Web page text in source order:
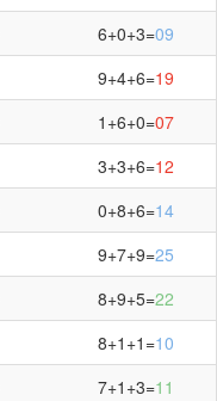
6+0+3=09
9+4+6=19
1+6+0=07
3+3+6=12
0+8+6=14
9+7+9=25
8+9+5=22
8+1+1=10
7+1+3=11